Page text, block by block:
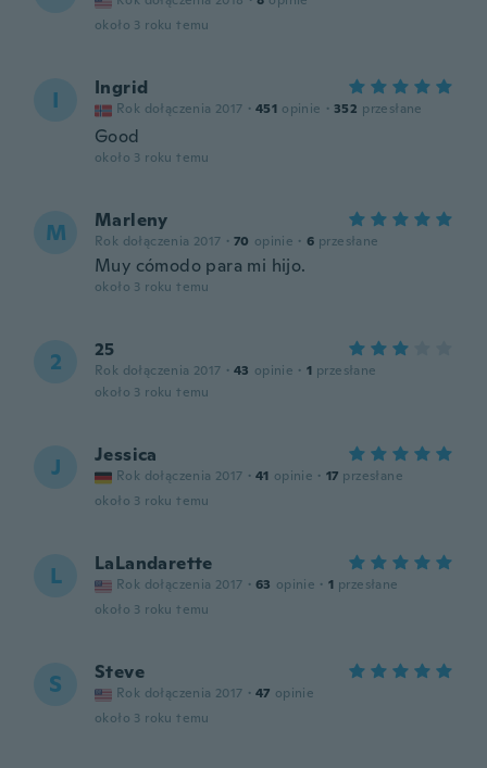
około 3 roku temu
I Ingrid
Rok dołączenia 2017 · 451 opinie · 352 przesłane
Good
około 3 roku temu
M Marleny
Rok dołączenia 2017 · 70 opinie · 6 przesłane
Muy cómodo para mi hijo.
około 3 roku temu
2 25
Rok dołączenia 2017 · 43 opinie · 1 przesłane
około 3 roku temu
J Jessica
Rok dołączenia 2017 · 41 opinie · 17 przesłane
około 3 roku temu
L LaLandarette
Rok dołączenia 2017 · 63 opinie · 1 przesłane
około 3 roku temu
S Steve
Rok dołączenia 2017 · 47 opinie
około 3 roku temu